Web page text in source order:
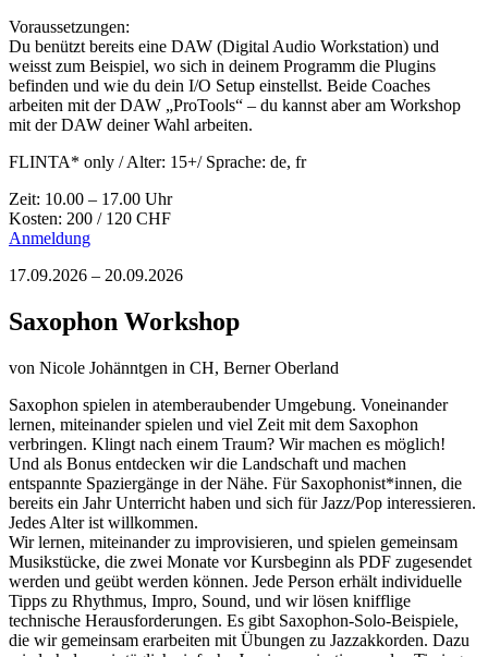
Voraussetzungen:
Du benützt bereits eine DAW (Digital Audio Workstation) und
weisst zum Beispiel, wo sich in deinem Programm die Plugins
befinden und wie du dein I/O Setup einstellst. Beide Coaches
arbeiten mit der DAW „ProTools“ – du kannst aber am Workshop
mit der DAW deiner Wahl arbeiten.
FLINTA* only / Alter: 15+/ Sprache: de, fr
Zeit: 10.00 – 17.00 Uhr
Kosten: 200 / 120 CHF
Anmeldung
17.09.2026 – 20.09.2026
Saxophon Workshop
von Nicole Johänntgen in CH, Berner Oberland
Saxophon spielen in atemberaubender Umgebung. Voneinander
lernen, miteinander spielen und viel Zeit mit dem Saxophon
verbringen. Klingt nach einem Traum? Wir machen es möglich!
Und als Bonus entdecken wir die Landschaft und machen
entspannte Spaziergänge in der Nähe. Für Saxophonist*innen, die
bereits ein Jahr Unterricht haben und sich für Jazz/Pop interessieren.
Jedes Alter ist willkommen.
Wir lernen, miteinander zu improvisieren, und spielen gemeinsam
Musikstücke, die zwei Monate vor Kursbeginn als PDF zugesendet
werden und geübt werden können. Jede Person erhält individuelle
Tipps zu Rhythmus, Impro, Sound, und wir lösen knifflige
technische Herausforderungen. Es gibt Saxophon-Solo-Beispiele,
die wir gemeinsam erarbeiten mit Übungen zu Jazzakkorden. Dazu